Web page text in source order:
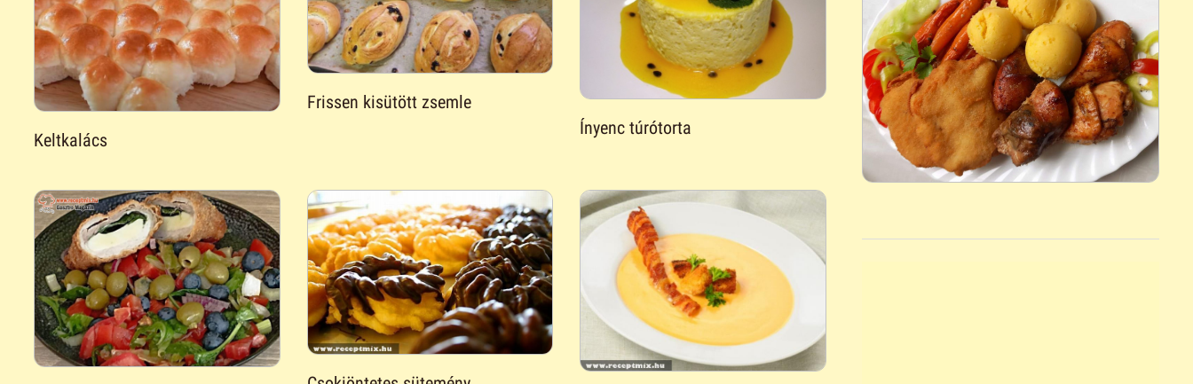
Keltkalács
Frissen kisütött zsemle
Ínyenc túrótorta